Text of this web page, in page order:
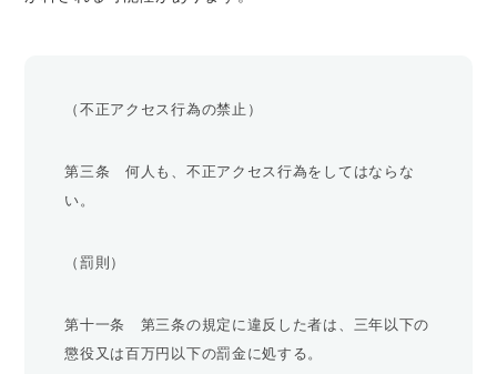
（不正アクセス行為の禁止）
第三条 何人も、不正アクセス行為をしてはならな
い。
（罰則）
第十一条 第三条の規定に違反した者は、三年以下の
懲役又は百万円以下の罰金に処する。